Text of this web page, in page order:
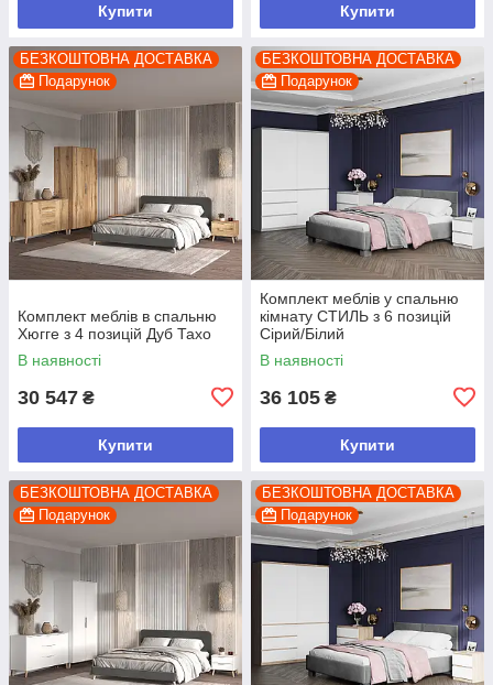
Купити Купити
БЕЗКОШТОВНА ДОСТАВКА
Подарунок
Комплект меблів в спальню
Хюгге з 4 позицій Дуб Тахо
В наявності
30 547 ₴
Купити
БЕЗКОШТОВНА ДОСТАВКА
Подарунок
Комплект меблів у спальню
кімнату СТИЛЬ з 6 позицій
Сірий/Білий
В наявності
36 105 ₴
Купити
БЕЗКОШТОВНА ДОСТАВКА
Подарунок
БЕЗКОШТОВНА ДОСТАВКА
Подарунок